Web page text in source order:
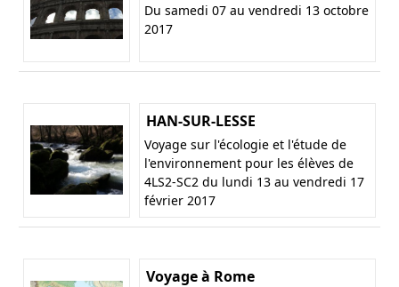
Du samedi 07 au vendredi 13 octobre
2017
HAN-SUR-LESSE
Voyage sur l'écologie et l'étude de
l'environnement pour les élèves de
4LS2-SC2 du lundi 13 au vendredi 17
février 2017
Voyage à Rome